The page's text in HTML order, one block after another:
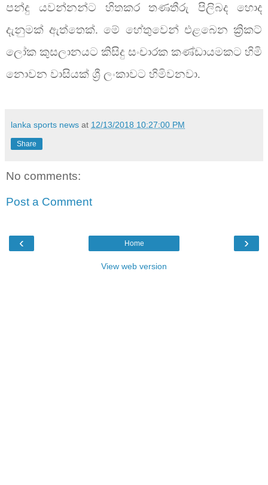
පන්දු යවන්නන්ට හිතකර තණතීරු පිලිබද හොද
දැනුමක් ඇත්තෙක්. මේ හේතුවෙන් එළබෙන ක්‍රිකට්
ලෝක කුසලානයට කිසිදු සංචාරක කණ්ඩායමකට හිමි
නොවන වාසියක් ශ්‍රී ලංකාවට හිමිවනවා.
lanka sports news at 12/13/2018 10:27:00 PM
Share
No comments:
Post a Comment
‹ ›
Home
View web version